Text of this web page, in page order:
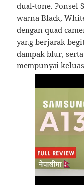
dual-tone. Ponsel
warna Black,
dengan quad
yang berjarak
dampak blur,
mempunyai